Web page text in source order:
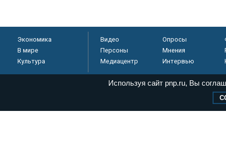
Экономика
В мире
Культура
Видео Опросы
Персоны
Мнения
Медиацентр
Интервью
по надзору в сфере связи, информационных технологий и
Используя сайт pnp.ru, Вы